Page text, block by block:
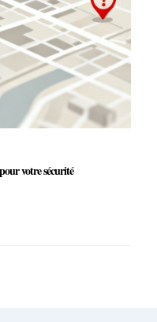
votre sécurité